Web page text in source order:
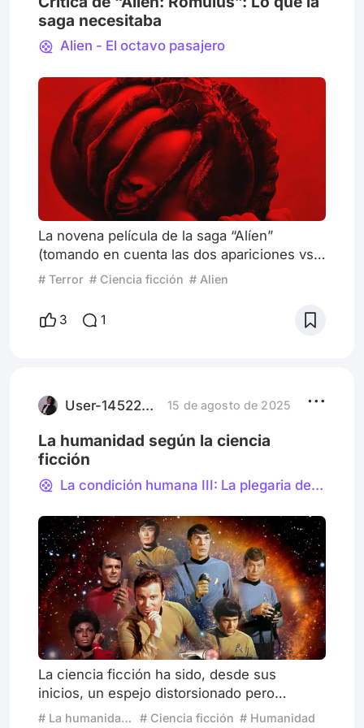
saga necesitaba
Alien - El octavo pasajero
La novena película de la saga “Alíen”
(tomando en cuenta las dos apariciones vs
Depredador) y la quinta de Fede Álvarez
orígenes que colocó a este xenomorfo
como uno de los monstruos más
que incluía la última aparición de Sigou
# Terror # Ciencia ficción # Alien
3 1
User-1452274159 15 de agosto de 2025
La humanidad según la ciencia
ficción
La condición humana III: La plegaria del soldado
La ciencia ficción ha sido, desde sus
inicios, un espejo distorsionado pero
revelador de la humanidad. A través de
# La humanidad según la ciencia ficción # Ciencia ficción # Humanidad